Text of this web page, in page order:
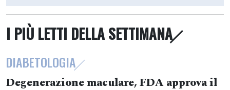
I PIÙ LETTI DELLA SETTIMANA
DIABETOLOGIA
Degenerazione maculare, FDA approva il